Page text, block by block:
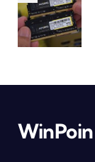
WinPoin